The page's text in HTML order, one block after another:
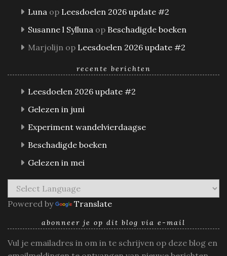
Luna op Leesdoelen 2026 update #2
Susanne l Sylluna op Beschadigde boeken
Marjolijn op Leesdoelen 2026 update #2
recente berichten
Leesdoelen 2026 update #2
Gelezen in juni
Experiment wandelvierdaagse
Beschadigde boeken
Gelezen in mei
Powered by Translate
abonneer je op dit blog via e-mail
Vul je emailadres in om in te schrijven op deze blog en